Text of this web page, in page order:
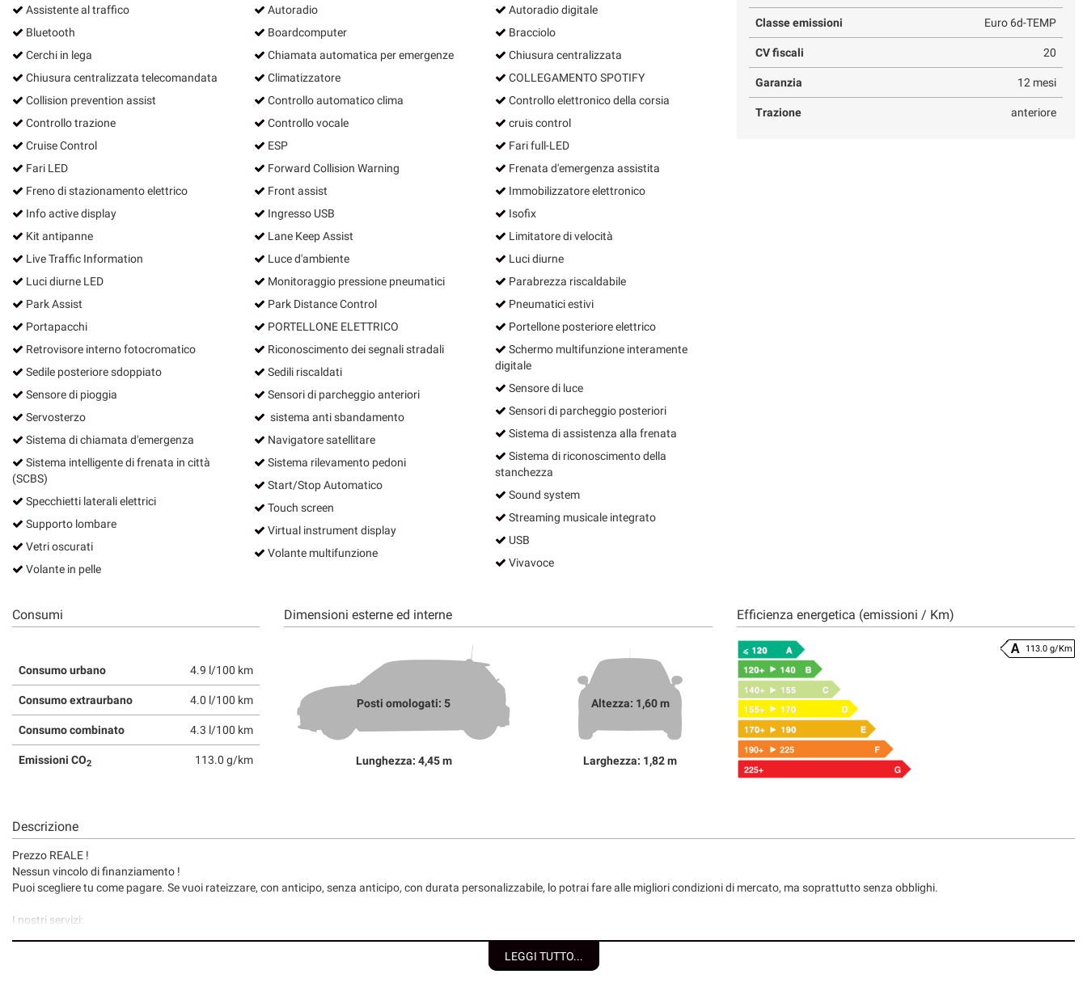
Assistente al traffico
Bluetooth
Cerchi in lega
Chiusura centralizzata telecomandata
Collision prevention assist
Controllo trazione
Cruise Control
Fari LED
Freno di stazionamento elettrico
Info active display
Kit antipanne
Live Traffic Information
Luci diurne LED
Park Assist
Portapacchi
Retrovisore interno fotocromatico
Sedile posteriore sdoppiato
Sensore di pioggia
Servosterzo
Sistema di chiamata d'emergenza
Sistema intelligente di frenata in città
(SCBS)
Specchietti laterali elettrici
Supporto lombare
Vetri oscurati
Volante in pelle
Autoradio
Boardcomputer
Chiamata automatica per emergenze
Climatizzatore
Controllo automatico clima
Controllo vocale
ESP
Forward Collision Warning
Front assist
Ingresso USB
Lane Keep Assist
Luce d'ambiente
Monitoraggio pressione pneumatici
Park Distance Control
PORTELLONE ELETTRICO
Riconoscimento dei segnali stradali
Sedili riscaldati
Sensori di parcheggio anteriori
sistema anti sbandamento
Navigatore satellitare
Sistema rilevamento pedoni
Start/Stop Automatico
Touch screen
Virtual instrument display
Volante multifunzione
Autoradio digitale
Bracciolo
Chiusura centralizzata
COLLEGAMENTO SPOTIFY
Controllo elettronico della corsia
cruis control
Fari full-LED
Frenata d'emergenza assistita
Immobilizzatore elettronico
Isofix
Limitatore di velocità
Luci diurne
Parabrezza riscaldabile
Pneumatici estivi
Portellone posteriore elettrico
Schermo multifunzione interamente
digitale
Sensore di luce
Sensori di parcheggio posteriori
Sistema di assistenza alla frenata
Sistema di riconoscimento della
stanchezza
Sound system
Streaming musicale integrato
USB
Vivavoce
Classe emissioni Euro 6d-TEMP
CV fiscali 20
Garanzia 12 mesi
Trazione anteriore
Consumi
Consumo urbano 4.9 l/100 km
Consumo extraurbano 4.0 l/100 km
Consumo combinato 4.3 l/100 km
Emissioni CO2 113.0 g/km
Dimensioni esterne ed interne
Posti omologati: 5
Lunghezza: 4,45 m
Altezza: 1,60 m
Larghezza: 1,82 m
Efficienza energetica (emissioni / Km)
113.0 g/Km
Descrizione
Prezzo REALE !
Nessun vincolo di finanziamento !
Puoi scegliere tu come pagare. Se vuoi rateizzare, con anticipo, senza anticipo, con durata personalizzabile, lo potrai fare alle migliori condizioni di mercato, ma soprattutto senza obblighi.
I nostri servizi:
LEGGI TUTTO...